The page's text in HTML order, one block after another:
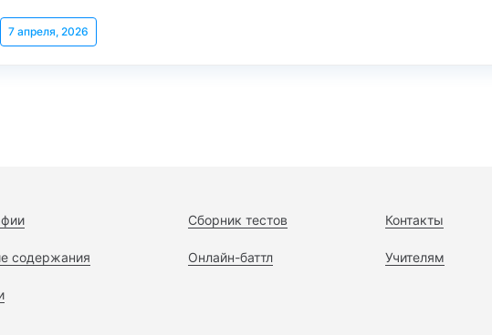
7 апреля, 2026
содержания
Сборник тестов
Онлайн-баттл
Контакты
Учителям